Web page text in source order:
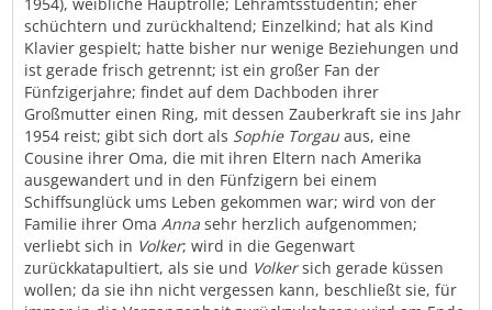
schüchtern und zurückhaltend; Einzelkind; hat als Kind
Klavier gespielt; hatte bisher nur wenige Beziehungen und
ist gerade frisch getrennt; ist ein großer Fan der
Fünfzigerjahre; findet auf dem Dachboden ihrer
Großmutter einen Ring, mit dessen Zauberkraft sie ins Jahr
1954 reist; gibt sich dort als Sophie Torgau aus, eine
Cousine ihrer Oma, die mit ihren Eltern nach Amerika
ausgewandert und in den Fünfzigern bei einem
Schiffsunglück ums Leben gekommen war; wird von der
Familie ihrer OmaAnna sehr herzlich aufgenommen;
verliebt sich in Volker; wird in die Gegenwart
zurückkatapultiert, als sie und Volkersich gerade küssen
wollen; da sie ihn nicht vergessen kann, beschließt sie, für